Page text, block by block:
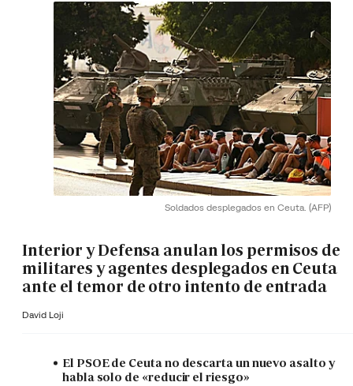
Soldados desplegados en Ceuta. (AFP)
Interior y Defensa anulan los permisos de
militares y agentes desplegados en Ceuta
ante el temor de otro intento de entrada
David Loji
El PSOE de Ceuta no descarta un nuevo asalto y
habla solo de «reducir el riesgo»